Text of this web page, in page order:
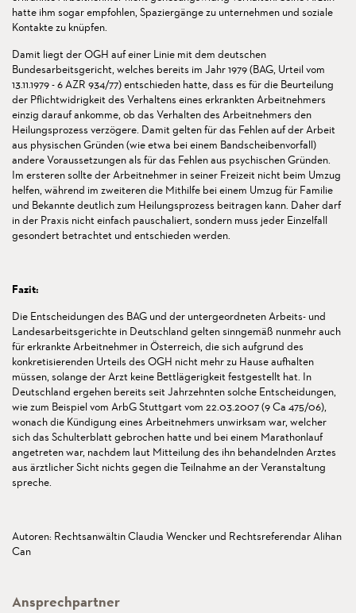
hatte ihm sogar empfohlen, Spaziergänge zu unternehmen und soziale
Kontakte zu knüpfen.
Damit liegt der OGH auf einer Linie mit dem deutschen
Bundesarbeitsgericht, welches bereits im Jahr 1979 (BAG, Urteil vom
13.11.1979 - 6 AZR 934/77) entschieden hatte, dass es für die Beurteilung
der Pflichtwidrigkeit des Verhaltens eines erkrankten Arbeitnehmers
einzig darauf ankomme, ob das Verhalten des Arbeitnehmers den
Heilungsprozess verzögere. Damit gelten für das Fehlen auf der Arbeit
aus physischen Gründen (wie etwa bei einem Bandscheibenvorfall)
andere Voraussetzungen als für das Fehlen aus psychischen Gründen.
Im ersteren sollte der Arbeitnehmer in seiner Freizeit nicht beim Umzug
helfen, während im zweiteren die Mithilfe bei einem Umzug für Familie
und Bekannte deutlich zum Heilungsprozess beitragen kann. Daher darf
in der Praxis nicht einfach pauschaliert, sondern muss jeder Einzelfall
gesondert betrachtet und entschieden werden.
Fazit:
Die Entscheidungen des BAG und der untergeordneten Arbeits- und
Landesarbeitsgerichte in Deutschland gelten sinngemäß nunmehr auch
für erkrankte Arbeitnehmer in Österreich, die sich aufgrund des
konkretisierenden Urteils des OGH nicht mehr zu Hause aufhalten
müssen, solange der Arzt keine Bettlägerigkeit festgestellt hat. In
Deutschland ergehen bereits seit Jahrzehnten solche Entscheidungen,
wie zum Beispiel vom ArbG Stuttgart vom 22.03.2007 (9 Ca 475/06),
wonach die Kündigung eines Arbeitnehmers unwirksam war, welcher
sich das Schulterblatt gebrochen hatte und bei einem Marathonlauf
angetreten war, nachdem laut Mitteilung des ihn behandelnden Arztes
aus ärztlicher Sicht nichts gegen die Teilnahme an der Veranstaltung
spreche.
Autoren: Rechtsanwältin Claudia Wencker und Rechtsreferendar Alihan
Can
Ansprechpartner